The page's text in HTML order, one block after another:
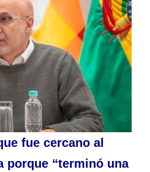
fue cercano al
porque “terminó una